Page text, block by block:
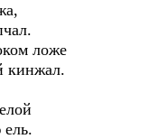
ложе
кинжал.